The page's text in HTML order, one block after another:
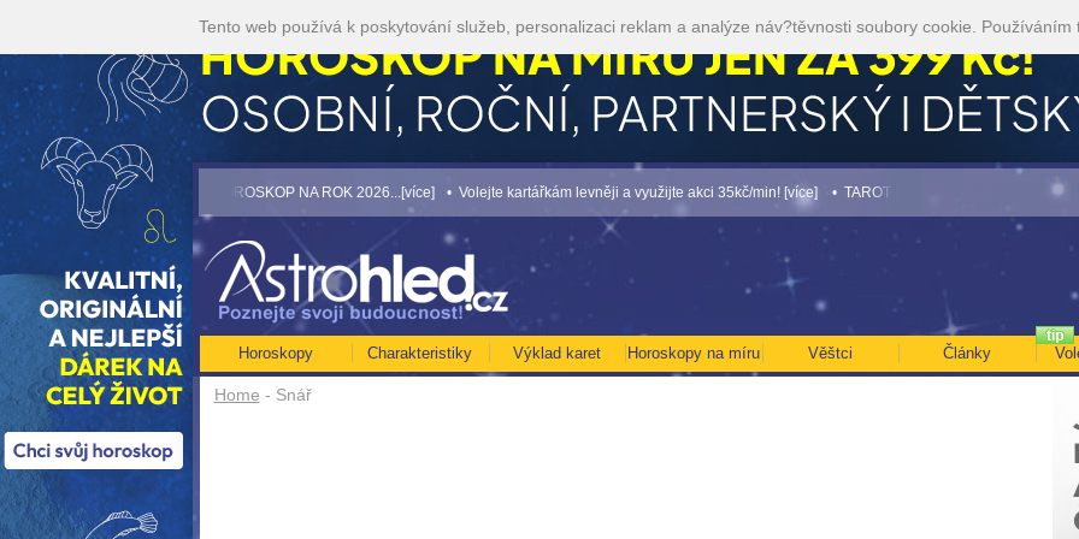
Home - Snář
Horoskopy Charakteristiky Výklad karet Horoskopy na míru Věštci Články
• NEJVĚTŠÍ ROČNÍ HOROSKOP NA ROK 2026...[více] • Volejte kartářkám levněji a využijte akci 35kč/min! [více] • TAROT NA SRPEN ZA 49,-KČ... [více] •
Tento web používá k poskytování služeb, personalizaci reklam a analýze náv?těvnosti soubory cookie. Používáním